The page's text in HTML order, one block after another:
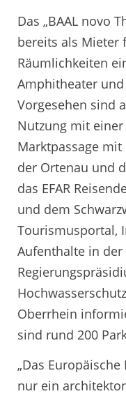
Das „BAAL novo
bereits als Mieter
Räumlichkeiten
Amphitheater
Vorgesehen sind
Nutzung mit
Marktpassage
der Ortenau und
das EFAR
und dem
Tourismusportal,
Aufenthalte in der
Oberrhein
sind rund 200
„Das
nur ein